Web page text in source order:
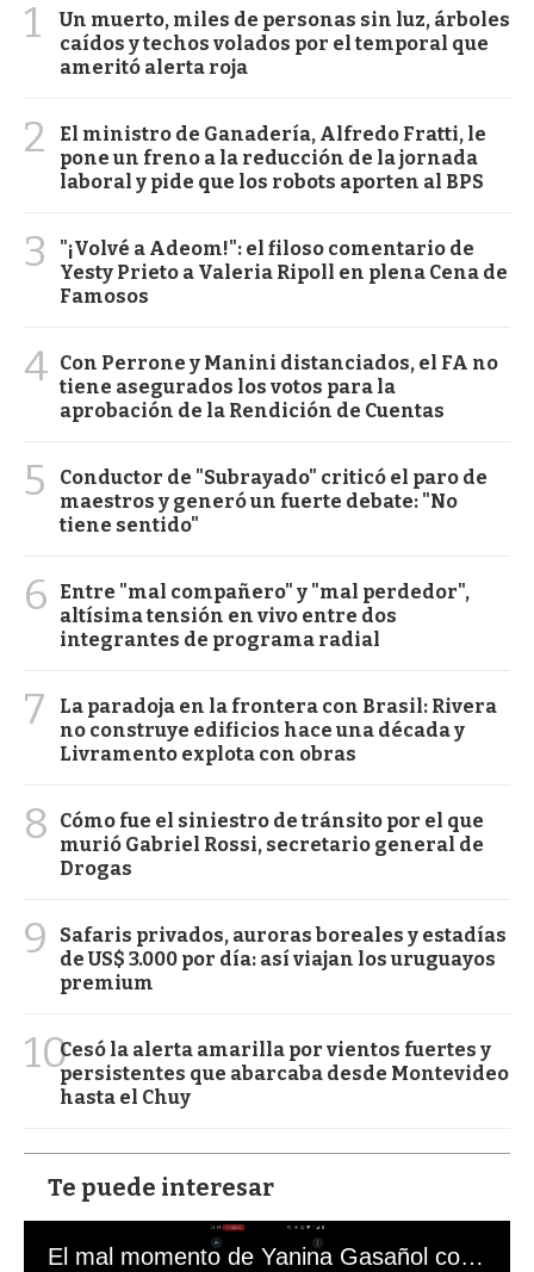
1
Un muerto, miles de personas sin luz, árboles
caídos y techos volados por el temporal que
ameritó alerta roja
2
El ministro de Ganadería, Alfredo Fratti, le
pone un freno a la reducción de la jornada
laboral y pide que los robots aporten al BPS
3
"¡Volvé a Adeom!": el filoso comentario de
Yesty Prieto a Valeria Ripoll en plena Cena de
Famosos
4 Con Perrone y Manini distanciados, el FA no
tiene asegurados los votos para la
aprobación de la Rendición de Cuentas
5
Conductor de "Subrayado" criticó el paro de
maestros y generó un fuerte debate: "No
tiene sentido"
6
Entre "mal compañero" y "mal perdedor",
altísima tensión en vivo entre dos
integrantes de programa radial
7
La paradoja en la frontera con Brasil: Rivera
no construye edificios hace una década y
Livramento explota con obras
8
Cómo fue el siniestro de tránsito por el que
murió Gabriel Rossi, secretario general de
Drogas
9
Safaris privados, auroras boreales y estadías
de US$ 3.000 por día: así viajan los uruguayos
premium
10Cesó la alerta amarilla por vientos fuertes y
persistentes que abarcaba desde Montevideo
hasta el Chuy
Te puede interesar
El mal momento de Yanina Gasañol con un hincha argentino en "Subrayado"